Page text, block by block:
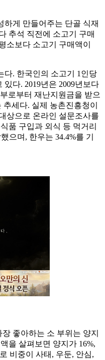
하게 만들어주는 단골 식재
추석 직전에 소고기 구매
소보다 소고기 구매액이
다. 한국인의 소고기 1인당
다. 2019년은 2009년보다
로부터 재난지원금을 받으
추세다. 실제 농촌진흥청이
상으로 온라인 설문조사를
품 구입과 외식 등 먹거리
으며, 한우는 34.4%를 기
좋아하는 소 부위는 양지
을 살펴보면 양지가 16%,
비중이 사태, 우둔, 안심,